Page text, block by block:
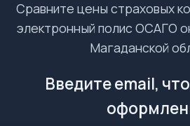
Сравните цены страховых
электронный полис ОСАГО
Магаданской
Введите email,